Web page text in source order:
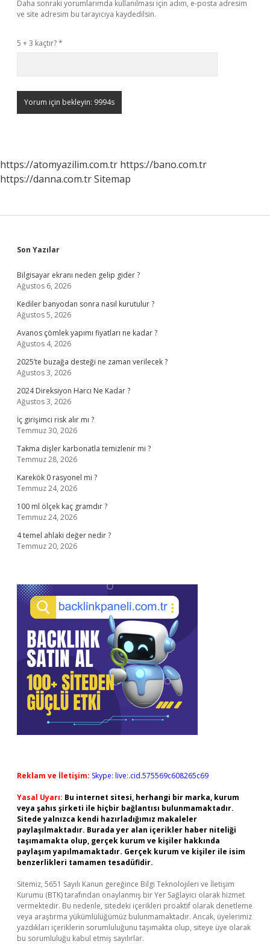
Daha sonraki yorumlarımda kullanılması için adım, e-posta adresim
ve site adresim bu tarayıcıya kaydedilsin.
5 + 3 kaçtır?*
https://atomyazilim.com.tr https://bano.com.tr
https://danna.com.trSitemap
Sidebar
Son Yazılar
Bilgisayar ekranı neden gelip gider ?
Ağustos 6, 2026
Kediler banyodan sonra nasıl kurutulur ?
Ağustos 5, 2026
Avanos çömlek yapımı fiyatları ne kadar ?
Ağustos 4, 2026
2025’te buzağa desteği ne zaman verilecek ?
Ağustos 3, 2026
2024 Direksiyon Harcı Ne Kadar ?
Ağustos 3, 2026
İç girişimci risk alır mı ?
Temmuz 30, 2026
Takma dişler karbonatla temizlenir mi ?
Temmuz 28, 2026
Karekök 0 rasyonel mi ?
Temmuz 24, 2026
100 ml ölçek kaç gramdır ?
Temmuz 24, 2026
4 temel ahlaki değer nedir ?
Temmuz 20, 2026
Reklam ve İletişim: Skype: live:.cid.575569c608265c69
Yasal Uyarı: Bu internet sitesi, herhangi bir marka, kurum
veya şahıs şirketi ile hiçbir bağlantısı bulunmamaktadır.
Sitede yalnızca kendi hazırladığımız makaleler
paylaşılmaktadır. Burada yer alan içerikler haber niteliği
taşımamakta olup, gerçek kurum ve kişiler hakkında
paylaşım yapılmamaktadır. Gerçek kurum ve kişiler ile isim
benzerlikleri tamamen tesadüfidir.
Sitemiz, 5651 Sayılı Kanun gereğince Bilgi Teknolojileri ve İletişim
Kurumu (BTK) tarafından onaylanmış bir Yer Sağlayıcı olarak hizmet
vermektedir. Bu nedenle, sitedeki içerikleri proaktif olarak denetleme
veya araştırma yükümlülüğümüz bulunmamaktadır. Ancak, üyelerimiz
yazdıkları içeriklerin sorumluluğunu taşımakta olup, siteye üye olarak
bu sorumluluğu kabul etmiş sayılırlar.